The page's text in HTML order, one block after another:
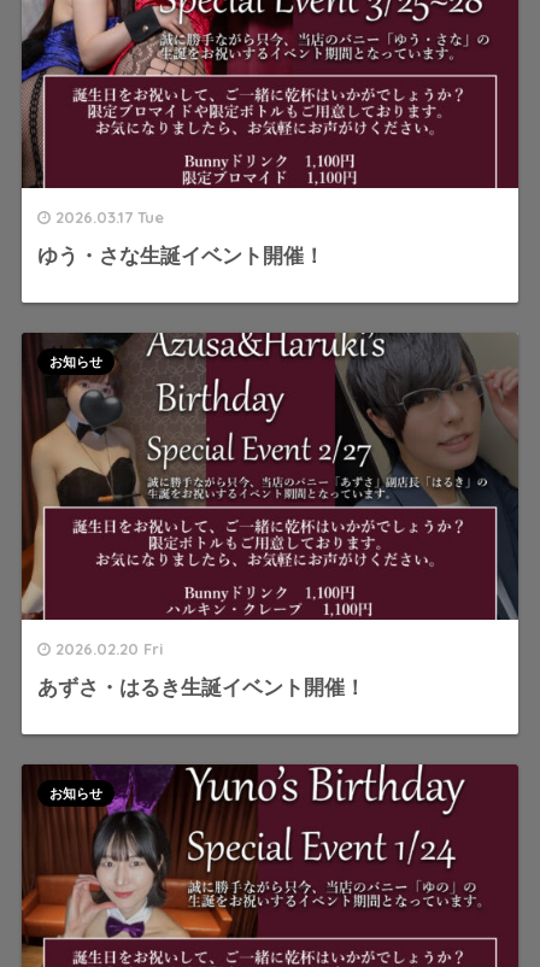
2026.03.17 Tue
ゆう・さな生誕イベント開催！
2026.02.20 Fri
あずさ・はるき生誕イベント開催！
お知らせ
お知らせ